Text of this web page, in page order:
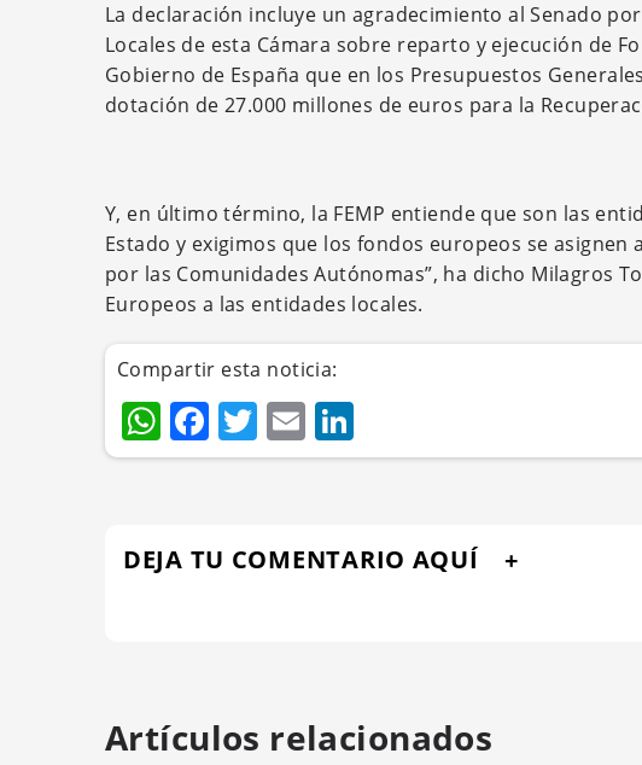
La declaración incluye un agradecimiento al Senado
Locales de esta Cámara sobre reparto y ejecución de
Gobierno de España que en los Presupuestos
dotación de 27.000 millones de euros para la
Y, en último término, la FEMP entiende que son las
Estado y exigimos que los fondos europeos se
por las Comunidades Autónomas”, ha dicho Milagros
Europeos a las entidades locales.
Compartir esta noticia:
WhatsApp
Facebook
Twitter
Email
DEJA TU COMENTARIO AQUÍ
Artículos relacionados